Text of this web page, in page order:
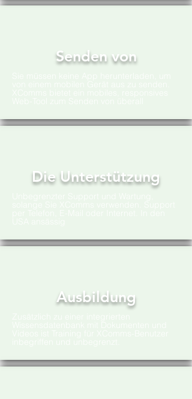
Senden von
Die Unterstützung
Ausbildung